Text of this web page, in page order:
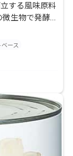
する風味原料
生物で発酵さ
類をはじめと
コクの三方向
料、加工食品
ース